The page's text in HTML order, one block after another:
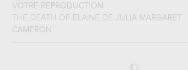
VOTRE REPRODUCTION
THE DEATH OF ELAINE DE JULIA MARGARET
CAMERON